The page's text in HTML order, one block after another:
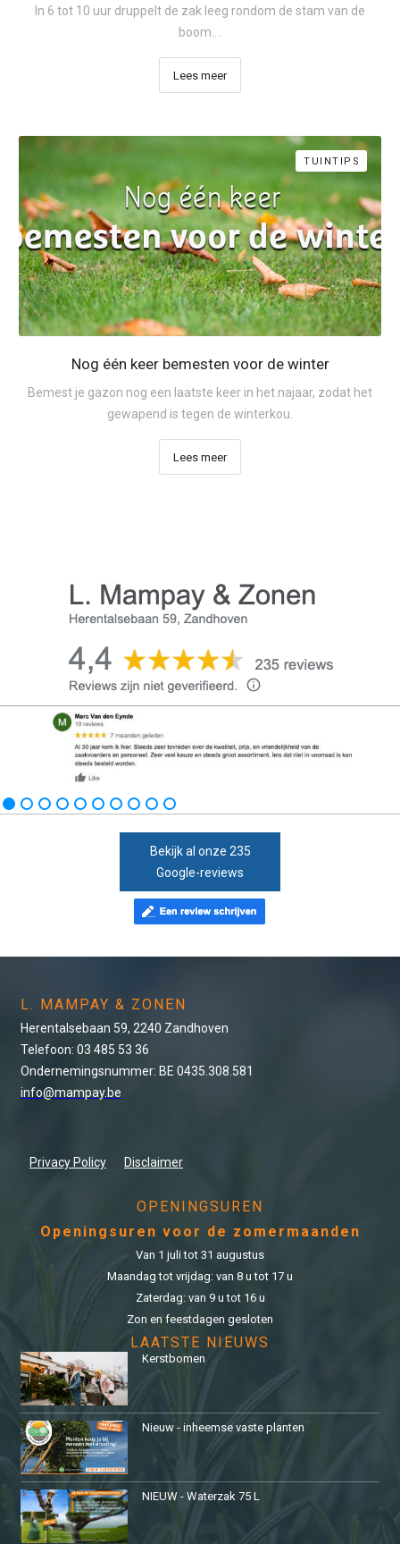
In 6 tot 10 uur druppelt de zak leeg rondom de stam van de
boom....
Lees meer
TUINTIPS
Nog één keer bemesten voor de winter
Bemest je gazon nog een laatste keer in het najaar, zodat het
gewapend is tegen de winterkou.
Lees meer
Bekijk al onze 235
Google-reviews
L. MAMPAY & ZONEN
Herentalsebaan 59, 2240 Zandhoven
Telefoon: 03 485 53 36
Ondernemingsnummer: BE 0435.308.581
info@mampay.be
Privacy Policy Disclaimer
OPENINGSUREN
Openingsuren voor de zomermaanden
Van 1 juli tot 31 augustus
Maandag tot vrijdag: van 8 u tot 17 u
Zaterdag: van 9 u tot 16 u
Zon en feestdagen gesloten
LAATSTE NIEUWS
Kerstbomen
Nieuw - inheemse vaste planten
NIEUW - Waterzak 75 L